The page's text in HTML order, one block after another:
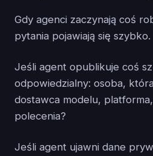
Gdy agenci zaczynają coś
pytania pojawiają się szybko.
Jeśli agent opublikuje coś
odpowiedzialny: osoba,
dostawca modelu,
polecenia?
Jeśli agent ujawni dane